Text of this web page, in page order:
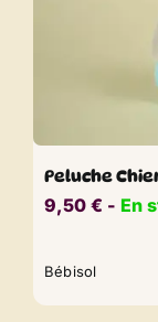
Peluche
9,50 € ​​ - En
Bébisol